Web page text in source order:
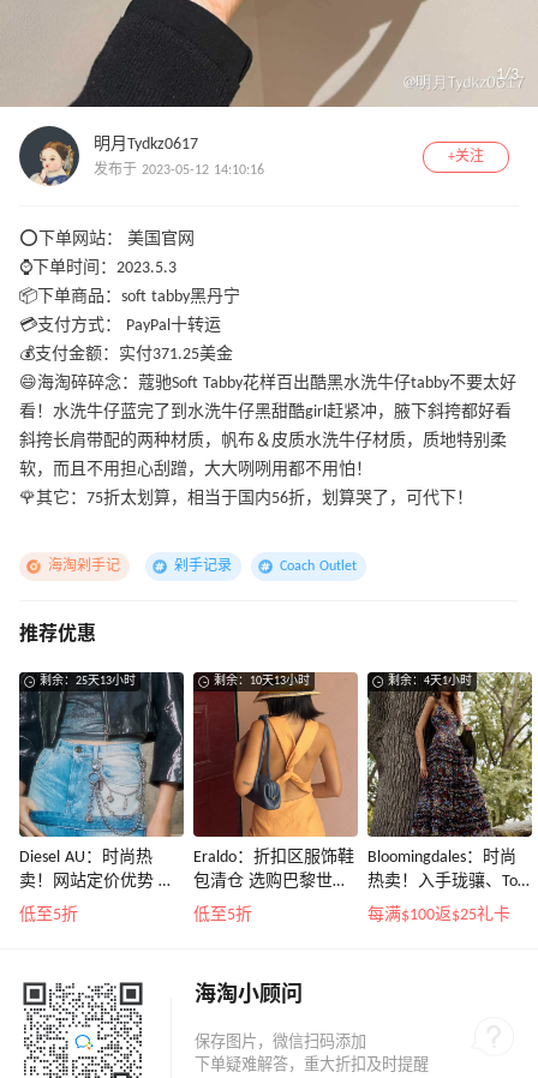
1/3
明月Tydkz0617
发布于 2023-05-12 14:10:16
+关注
⭕️下单网站： 美国官网
⌚️下单时间：2023.5.3
📦下单商品：soft tabby黑丹宁
💳支付方式： PayPal十转运
💰支付金额：实付371.25美金
😄海淘碎碎念：蔻驰Soft Tabby花样百出酷黑水洗牛仔tabby不要太好
看！水洗牛仔蓝完了到水洗牛仔黑甜酷girl赶紧冲，腋下斜挎都好看
斜挎长肩带配的两种材质，帆布＆皮质水洗牛仔材质，质地特别柔
软，而且不用担心刮蹭，大大咧咧用都不用怕！
🌹其它：75折太划算，相当于国内56折，划算哭了，可代下！
海淘剁手记 剁手记录 Coach Outlet
推荐优惠
剩余：25天13小时
Diesel AU：时尚热
卖！网站定价优势 入
手包袋、服饰等
低至5折
剩余：10天13小时
Eraldo：折扣区服饰鞋
包清仓 选购巴黎世
家、Toteme、西太后
低至5折
剩余：4天1小时
Bloomingdales：时尚
热卖！入手珑骧、Tory
Burch、拉夫劳伦等
每满$100返$25礼卡
海淘小顾问